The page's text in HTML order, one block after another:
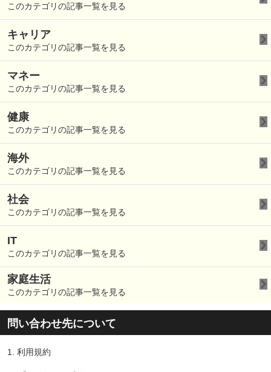
このカテゴリの記事一覧を見る
キャリア
このカテゴリの記事一覧を見る
マネー
このカテゴリの記事一覧を見る
健康
このカテゴリの記事一覧を見る
海外
このカテゴリの記事一覧を見る
社会
このカテゴリの記事一覧を見る
IT
このカテゴリの記事一覧を見る
家庭生活
このカテゴリの記事一覧を見る
問い合わせ先について
1. 利用規約